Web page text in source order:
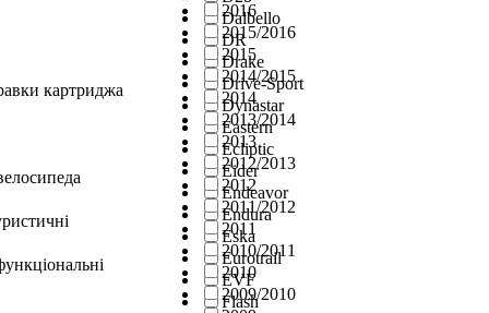
Dalbello
DR
Drake
Drive-Sport
Dynastar
Eastern
Ecliptic
Eider
Endeavor
Endura
Eska
Eurotrail
EVF
Flash
2016
2015/2016
2015
2014/2015
2014
2013/2014
2013
2012/2013
2012
2011/2012
2011
2010/2011
2010
2009/2010
картриджа